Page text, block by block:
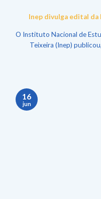
Inep divulga edital da
O Instituto Nacional de
Teixeira (Inep)
16
jun